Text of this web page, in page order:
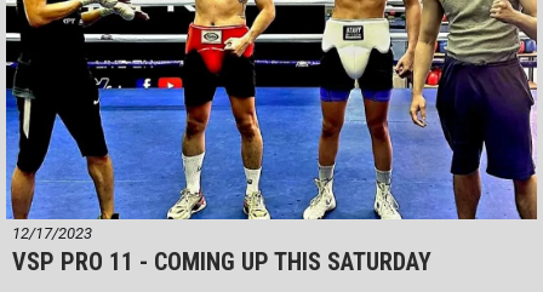
#vspgym #vietnamboxingorganization #vspboxing #Webthethao
#vsppro #quickom #boxingvietnam #VSPPromotions #vbo
12/17/2023
VSP PRO 11 - COMING UP THIS SATURDAY